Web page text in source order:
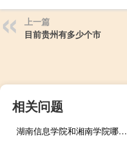
上一篇
目前贵州有多少个市
相关问题
湖南信息学院和湘南学院哪个好